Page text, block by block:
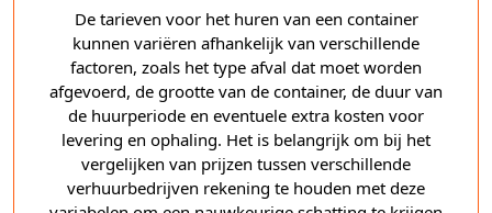
De tarieven voor het huren van een container
kunnen variëren afhankelijk van verschillende
factoren, zoals het type afval dat moet worden
afgevoerd, de grootte van de container, de duur van
de huurperiode en eventuele extra kosten voor
levering en ophaling. Het is belangrijk om bij het
vergelijken van prijzen tussen verschillende
verhuurbedrijven rekening te houden met deze